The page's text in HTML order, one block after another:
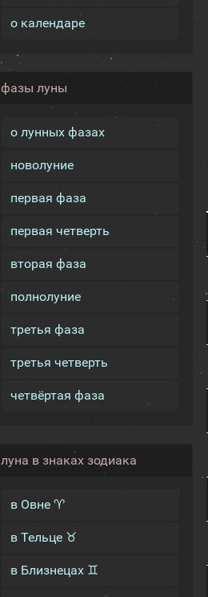
о календаре
фазы луны
о лунных фазах
новолуние
первая фаза
первая четверть
вторая фаза
полнолуние
третья фаза
третья четверть
четвёртая фаза
луна в знаках зодиака
в Овне ♈
в Тельце ♉
в Близнецах ♊